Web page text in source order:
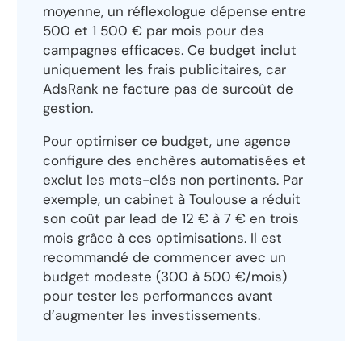
moyenne, un réflexologue dépense entre
500 et 1 500 € par mois pour des
campagnes efficaces. Ce budget inclut
uniquement les frais publicitaires, car
AdsRank ne facture pas de surcoût de
gestion.
Pour optimiser ce budget, une agence
configure des enchères automatisées et
exclut les mots-clés non pertinents. Par
exemple, un cabinet à Toulouse a réduit
son coût par lead de 12 € à 7 € en trois
mois grâce à ces optimisations. Il est
recommandé de commencer avec un
budget modeste (300 à 500 €/mois)
pour tester les performances avant
d’augmenter les investissements.